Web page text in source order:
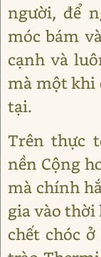
người, để
móc bám
cạnh và
mà một khi
tại.
Trên thực
nền Cộng
mà chính
gia vào
chết chóc